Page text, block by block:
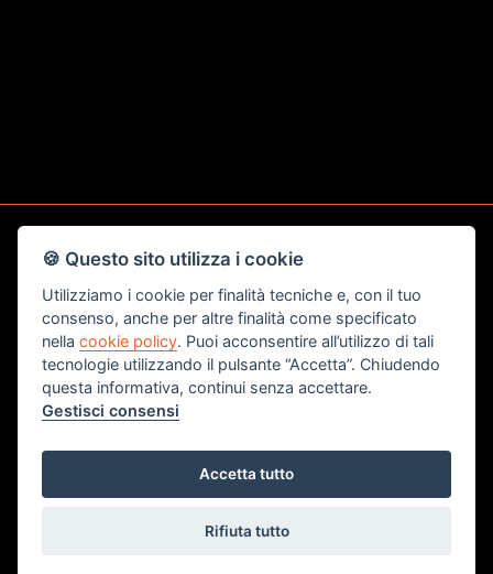
CONTATTI
Studio Immobiliare di Bedon e Poletto Snc
Corso del Popolo angolo via Ponte Roda n.12 -
45100 - Rovigo (RO)
Tel. 0425 200022
info@attico-immobiliare.it
🍪 Questo sito utilizza i cookie
Utilizziamo i cookie per finalità tecniche e, con il tuo
consenso, anche per altre finalità come specificato
nellacookie policy. Puoi acconsentire all’utilizzo di tali
tecnologie utilizzando il pulsante “Accetta”. Chiudendo
questa informativa, continui senza accettare.
Gestisci consensi
Accetta tutto
Rifiuta tutto